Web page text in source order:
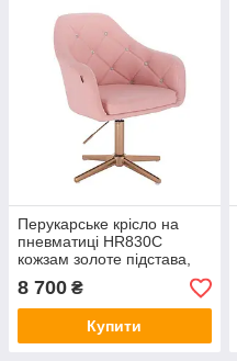
Перукарське крісло на
пневматиці HR830C
кожзам золоте підстава,
рожевий
8 700 ₴
Купити